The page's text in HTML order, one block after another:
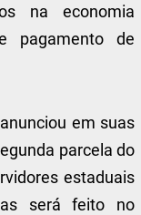
na economia
pagamento de
em suas
parcela do
estaduais
será feito no